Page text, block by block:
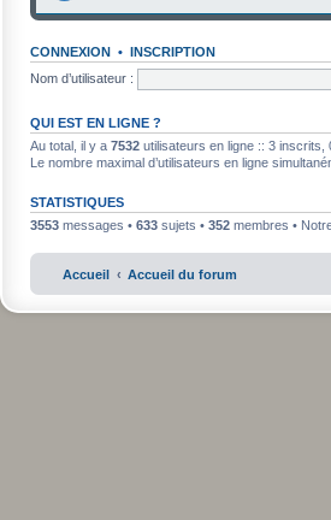
CONNEXION • INSCRIPTION
Nom d’utilisateur :
QUI EST EN LIGNE ?
Au total, il y a 7532 utilisateurs en ligne :: 3 inscrits,
Le nombre maximal d’utilisateurs en ligne
STATISTIQUES
3553 messages • 633 sujets • 352 membres •
Accueil Accueil du forum